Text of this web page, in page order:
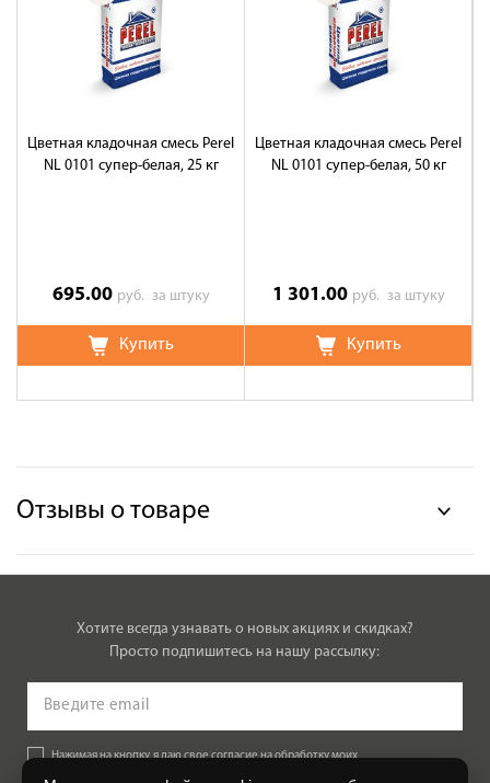
Цветная кладочная смесь Perel
NL 0101 супер-белая, 25 кг
695.00 руб. за штуку
Купить
Цветная кладочная смесь Perel
NL 0101 супер-белая, 50 кг
1 301.00 руб. за штуку
Купить
Отзывы о товаре
Хотите всегда узнавать о новых акциях и скидках?
Просто подпишитесь на нашу рассылку:
Нажимая на кнопку, я даю свое согласие на обработку моих